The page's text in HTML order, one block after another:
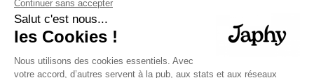
La règle des 7-7-7 est souvent utilisée pour décrire
la période d'adaptation d'un chien à son nouvel
environnement : - après 7 jours, il commence à
prendre ses repères - après 7 semaines, il gagne
en confiance et s'habitue à sa routine - après 7